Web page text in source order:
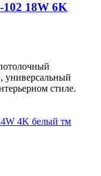
102 18W 6K
универсальный
стиле.